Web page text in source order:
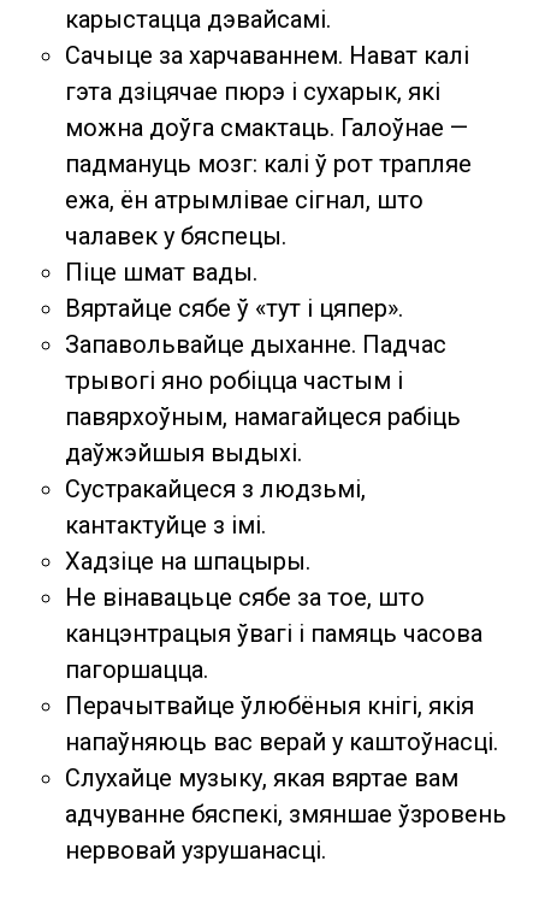
карыстацца дэвайсамі.
Сачыце за харчаваннем. Нават калі
гэта дзіцячае пюрэ і сухарык, які
можна доўга смактаць. Галоўнае —
падмануць мозг: калі ў рот трапляе
ежа, ён атрымлівае сігнал, што
чалавек у бяспецы.
Піце шмат вады.
Вяртайце сябе ў «тут і цяпер».
Запавольвайце дыханне. Падчас
трывогі яно робіцца частым і
павярхоўным, намагайцеся рабіць
даўжэйшыя выдыхі.
Сустракайцеся з людзьмі,
кантактуйце з імі.
Хадзіце на шпацыры.
Не вінавацьце сябе за тое, што
канцэнтрацыя ўвагі і памяць часова
пагоршацца.
Перачытвайце ўлюбёныя кнігі, якія
напаўняюць вас верай у каштоўнасці.
Слухайце музыку, якая вяртае вам
адчуванне бяспекі, змяншае ўзровень
нервовай узрушанасці.